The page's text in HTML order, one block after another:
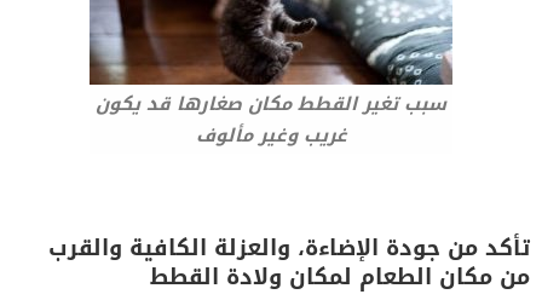
سبب تغير القطط مكان صغارها قد يكون
غريب وغير مألوف
تأكد من جودة الإضاءة، والعزلة الكافية والقرب
من مكان الطعام لمكان ولادة القطط